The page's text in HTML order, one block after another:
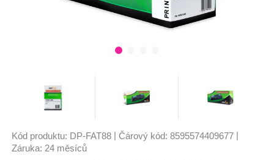
Kód produktu: DP-FAT88 Čárový kód: 8595574409677
Záruka: 24 měsíců